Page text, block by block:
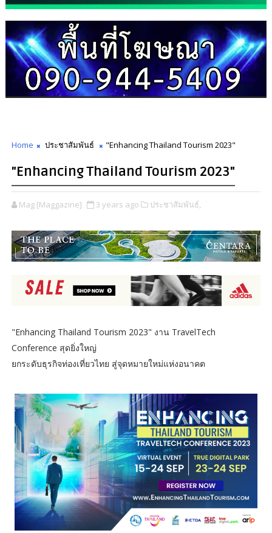
Home ประชาสัมพันธ์ "Enhancing Thailand Tourism 2023"
"Enhancing Thailand Tourism 2023"
Mag [Maggazine] 3 years ago ประชาสัมพันธ์,
"Enhancing Thailand Tourism 2023" งาน TravelTech
Conference สุดยิ่งใหญ่
ยกระดับธุรกิจท่องเที่ยวไทย สู่จุดหมายใหม่แห่งอนาคต